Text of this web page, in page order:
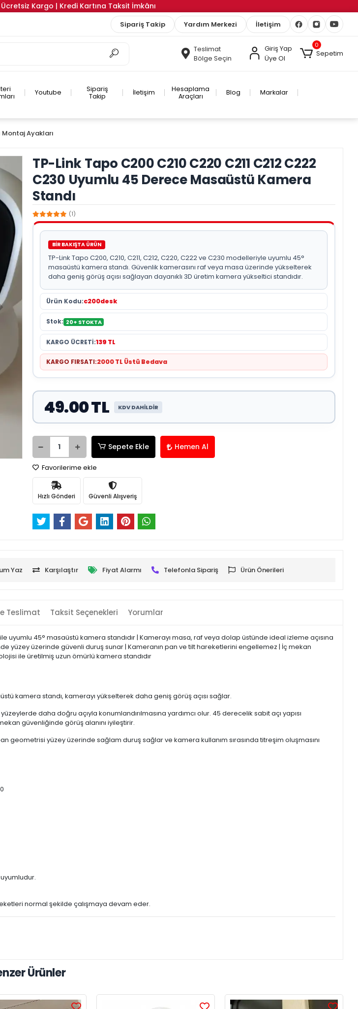
Kargo | Kredi Kartına Taksit İmkânı
Sipariş Takip Yardım Merkezi İletişim
Teslimat
Bölge Seçin
Giriş Yap
Üye Ol
0
Sepetim
Youtube
Sipariş
Takip
İletişim
Hesaplama
Araçları
Blog Markalar
Montaj Ayakları
TP-Link Tapo C200 C210 C220 C211 C212 C222
C230 Uyumlu 45 Derece Masaüstü Kamera
Standı
(1)
BİR BAKIŞTA ÜRÜN
TP-Link Tapo C200, C210, C211, C212, C220, C222 ve C230 modelleriyle uyumlu 45°
masaüstü kamera standı. Güvenlik kamerasını raf veya masa üzerinde yükselterek
daha geniş görüş açısı sağlayan dayanıklı 3D üretim kamera yükseltici standıdır.
Ürün Kodu:c200desk
Stok: 20+ STOKTA
KARGO ÜCRETİ:139 TL
KARGO FIRSATI:2000 TL Üstü Bedava
49.00 TL KDV DAHİLDİR
Sepete Ekle Hemen Al
Favorilerime ekle
Hızlı Gönderi Güvenli Alışveriş
Yaz Karşılaştır Fiyat Alarmı Telefonla Sipariş Ürün Önerileri
Teslimat Taksit Seçenekleri Yorumlar
ile uyumlu 45° masaüstü kamera standıdır | Kamerayı masa, raf veya dolap üstünde ideal izleme açısına
yüzey üzerinde güvenli duruş sunar | Kameranın pan ve tilt hareketlerini engellemez | İç mekan
ile üretilmiş uzun ömürlü kamera standıdır
kamera standı, kamerayı yükselterek daha geniş görüş açısı sağlar.
daha doğru açıyla konumlandırılmasına yardımcı olur. 45 derecelik sabit açı yapısı
güvenliğinde görüş alanını iyileştirir.
yüzey üzerinde sağlam duruş sağlar ve kamera kullanım sırasında titreşim oluşmasını
uyumludur.
normal şekilde çalışmaya devam eder.
Ürünler